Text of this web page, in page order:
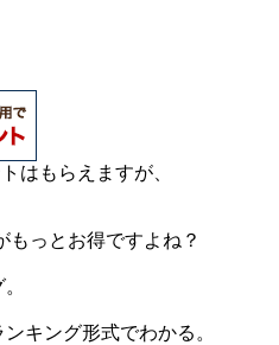
はもらえますが、
もっとお得ですよね？
キング形式でわかる。